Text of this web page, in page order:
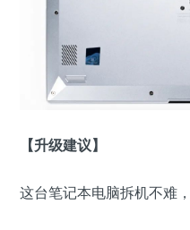
【升级建议】
这台笔记本电脑拆机不难